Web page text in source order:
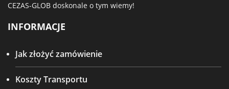
CEZAS-GLOB doskonale o tym wiemy!
INFORMACJE
Jak złożyć zamówienie
Koszty Transportu